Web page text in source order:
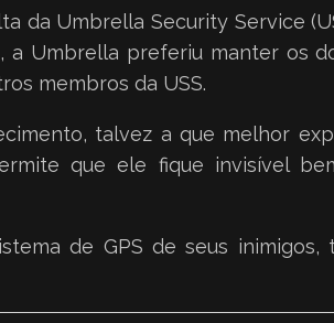
da Umbrella Security Service
Umbrella preferiu manter os
membros da USS.
talvez a que melhor
que ele fique invisível
de GPS de seus